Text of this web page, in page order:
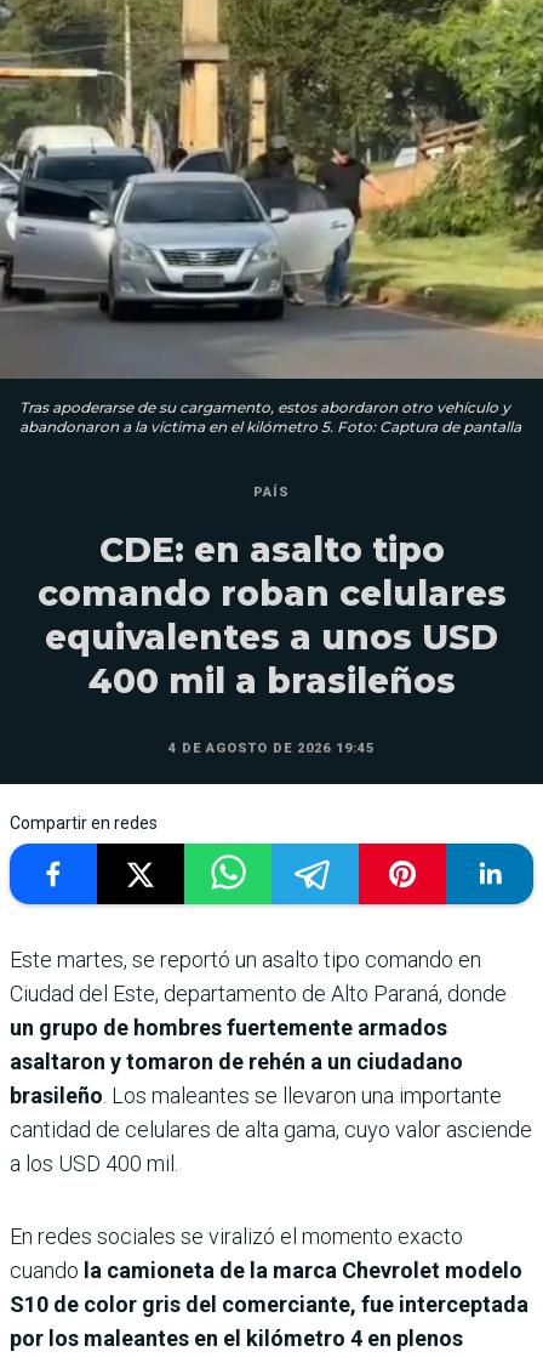
Tras apoderarse de su cargamento, estos abordaron otro vehículo y
abandonaron a la víctima en el kilómetro 5. Foto: Captura de pantalla
PAÍS
CDE: en asalto tipo
comando roban celulares
equivalentes a unos USD
400 mil a brasileños
4 DE AGOSTO DE 2026 19:45
Compartir en redes
Este martes, se reportó un asalto tipo comando en
Ciudad del Este, departamento de Alto Paraná, donde
un grupo de hombres fuertemente armados
asaltaron y tomaron de rehén a un ciudadano
brasileño . Los maleantes se llevaron una importante
cantidad de celulares de alta gama, cuyo valor asciende
a los USD 400 mil.
En redes sociales se viralizó el momento exacto
cuando la camioneta de la marca Chevrolet modelo
S10 de color gris del comerciante, fue interceptada
por los maleantes en el kilómetro 4 en plenos